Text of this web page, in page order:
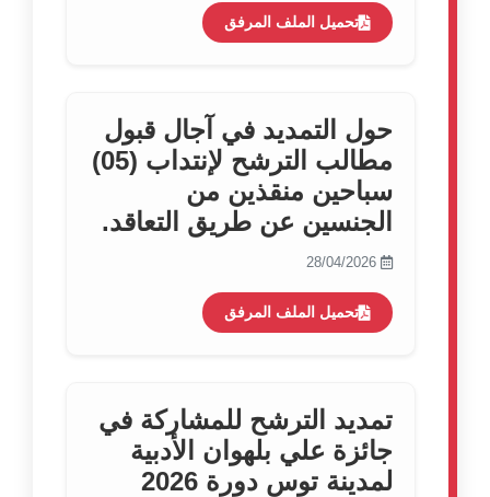
تحميل الملف المرفق
حول التمديد في آجال قبول
مطالب الترشح لإنتداب (05)
سباحين منقذين من
الجنسين عن طريق التعاقد.
تحميل الملف المرفق
تمديد الترشح للمشاركة في
جائزة علي بلهوان الأدبية
لمدينة توس دورة 2026